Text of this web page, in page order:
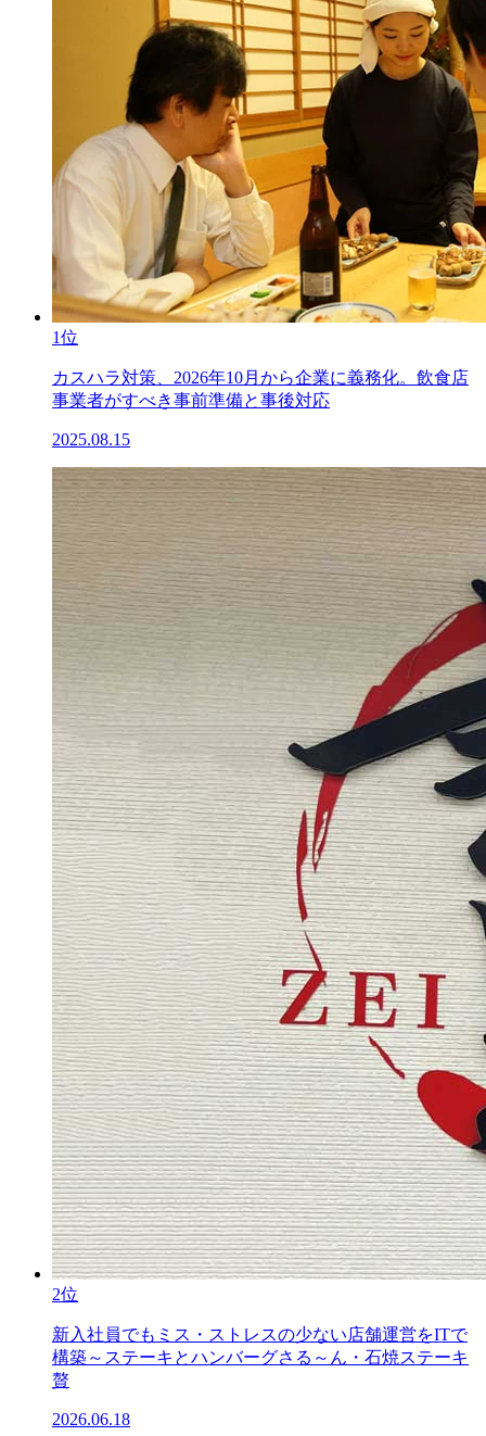
1位
カスハラ対策、2026年10月から企業に義務化。飲食店
事業者がすべき事前準備と事後対応
2025.08.15
2位
新入社員でもミス・ストレスの少ない店舗運営をITで
構築～ステーキとハンバーグさる～ん・石焼ステーキ
贅
2026.06.18